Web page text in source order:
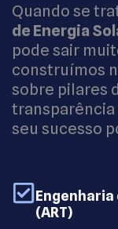
Quando se
de Energia
pode sair
construímos
sobre pilares
transparência
seu sucesso
Engenharia
(ART)